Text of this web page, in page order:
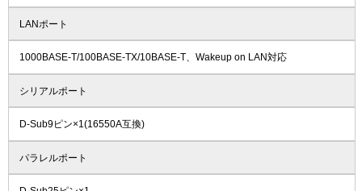
LANポート
1000BASE-T/100BASE-TX/10BASE-T、Wakeup on LAN対応
シリアルポート
D-Sub9ピン×1(16550A互換)
パラレルポート